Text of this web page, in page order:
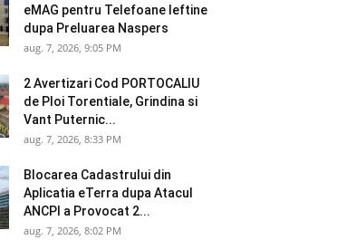
eMAG pentru Telefoane Ieftine
dupa Preluarea Naspers
aug. 7, 2026, 9:05 PM
2 Avertizari Cod PORTOCALIU
de Ploi Torentiale, Grindina si
Vant Puternic...
aug. 7, 2026, 8:33 PM
Blocarea Cadastrului din
Aplicatia eTerra dupa Atacul
ANCPI a Provocat 2...
aug. 7, 2026, 8:02 PM